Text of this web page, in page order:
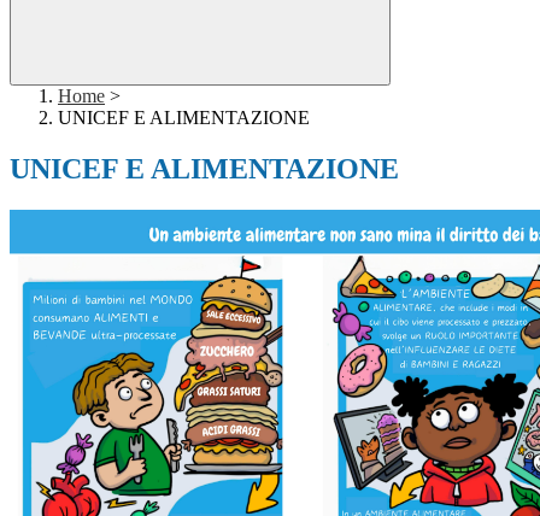
Home >
UNICEF E ALIMENTAZIONE
UNICEF E ALIMENTAZIONE